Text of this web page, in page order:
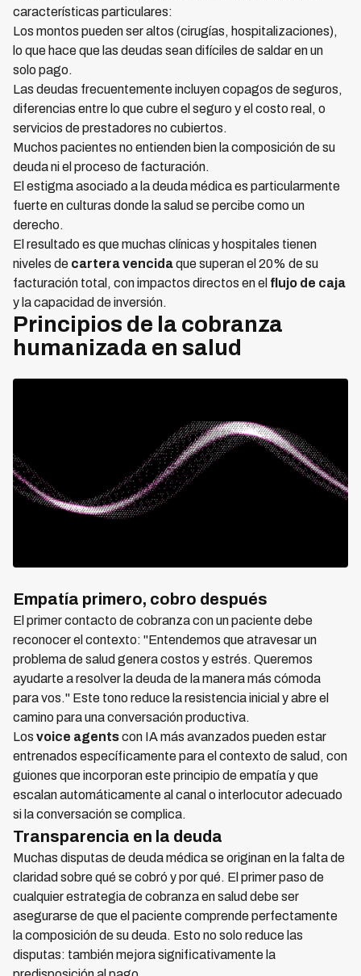
características particulares:
Los montos pueden ser altos (cirugías, hospitalizaciones),
lo que hace que las deudas sean difíciles de saldar en un
solo pago.
Las deudas frecuentemente incluyen copagos de seguros,
diferencias entre lo que cubre el seguro y el costo real, o
servicios de prestadores no cubiertos.
Muchos pacientes no entienden bien la composición de su
deuda ni el proceso de facturación.
El estigma asociado a la deuda médica es particularmente
fuerte en culturas donde la salud se percibe como un
derecho.
El resultado es que muchas clínicas y hospitales tienen
niveles de cartera vencidaque superan el 20% de su
facturación total, con impactos directos en el flujo de caja
y la capacidad de inversión.
Principios de la cobranza
humanizada en salud
Empatía primero, cobro después
El primer contacto de cobranza con un paciente debe
reconocer el contexto: "Entendemos que atravesar un
problema de salud genera costos y estrés. Queremos
ayudarte a resolver la deuda de la manera más cómoda
para vos." Este tono reduce la resistencia inicial y abre el
camino para una conversación productiva.
Los voice agentscon IA más avanzados pueden estar
entrenados específicamente para el contexto de salud, con
guiones que incorporan este principio de empatía y que
escalan automáticamente al canal o interlocutor adecuado
si la conversación se complica.
Transparencia en la deuda
Muchas disputas de deuda médica se originan en la falta de
claridad sobre qué se cobró y por qué. El primer paso de
cualquier estrategia de cobranza en salud debe ser
asegurarse de que el paciente comprende perfectamente
la composición de su deuda. Esto no solo reduce las
disputas: también mejora significativamente la